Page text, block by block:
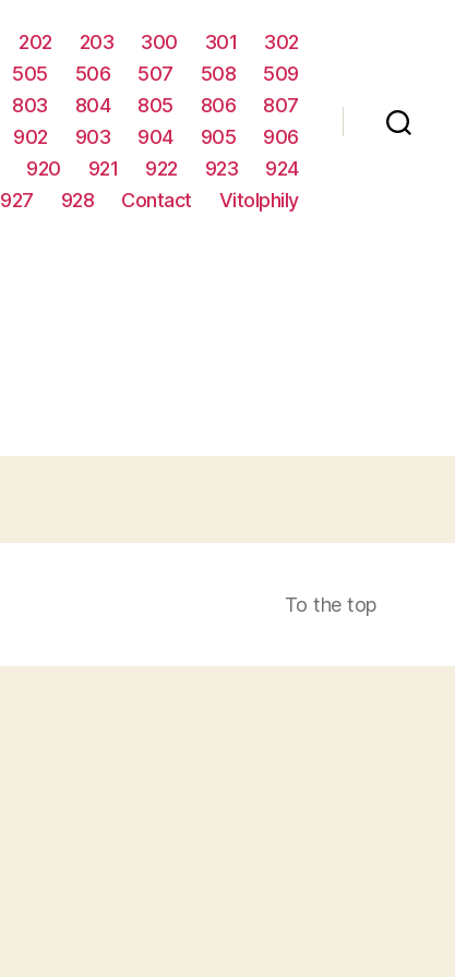
202 203 300 301
302
505 506 507 508
509
803 804 805 806
807
902 903 904 905
906
920 921 922 923
924
927 928 Contact Vitolphily
To the top